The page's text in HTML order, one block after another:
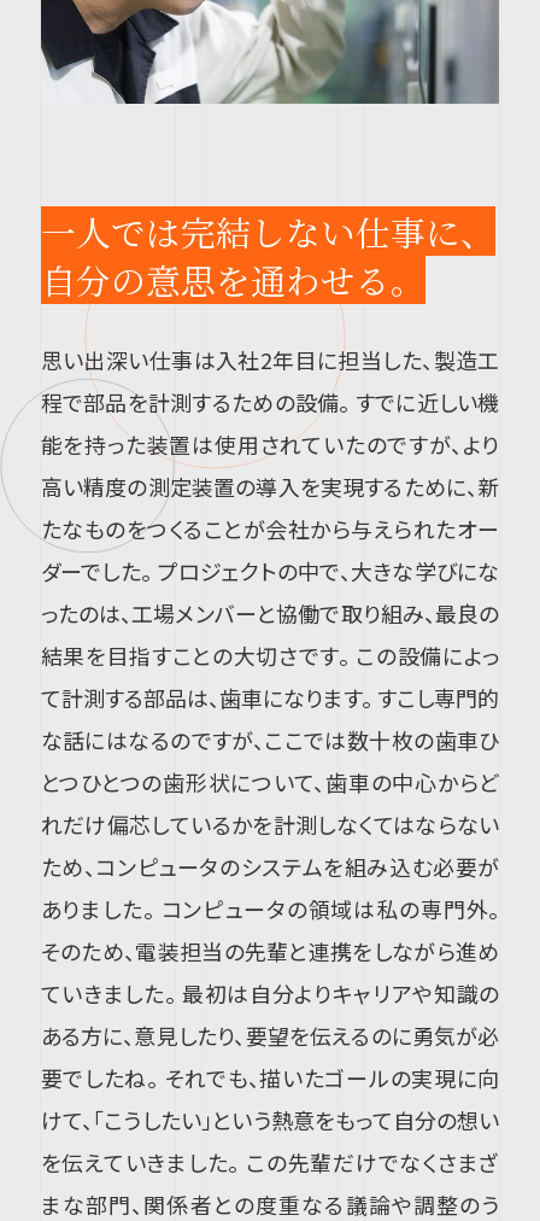
一人では完結しない仕事に、
自分の意思を通わせる。
思い出深い仕事は入社2年目に担当した、製造工
程で部品を計測するための設備。 すでに近しい機
能を持った装置は使用されていたのですが、より
高い精度の測定装置の導入を実現するために、新
たなものをつくることが会社から与えられたオー
ダーでした。 プロジェクトの中で、大きな学びにな
ったのは、工場メンバーと協働で取り組み、最良の
結果を目指すことの大切さです。 この設備によっ
て計測する部品は、歯車になります。 すこし専門的
な話にはなるのですが、ここでは数十枚の歯車ひ
とつひとつの歯形状について、歯車の中心からど
れだけ偏芯しているかを計測しなくてはならない
ため、コンピュータのシステムを組み込む必要が
ありました。 コンピュータの領域は私の専門外。
そのため、電装担当の先輩と連携をしながら進め
ていきました。 最初は自分よりキャリアや知識の
ある方に、意見したり、要望を伝えるのに勇気が必
要でしたね。 それでも、描いたゴールの実現に向
けて、「こうしたい」という熱意をもって自分の想い
を伝えていきました。 この先輩だけでなくさまざ
まな部門、関係者との度重なる議論や調整のう